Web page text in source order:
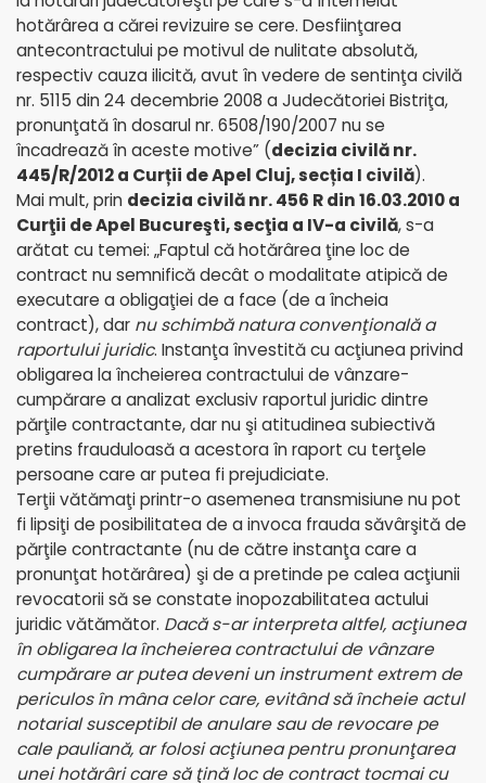
hotărârea a cărei revizuire se cere. Desfiinţarea
antecontractului pe motivul de nulitate absolută,
respectiv cauza ilicită, avut în vedere de sentinţa civilă
nr. 5115 din 24 decembrie 2008 a Judecătoriei Bistriţa,
pronunţată în dosarul nr. 6508/190/2007 nu se
încadrează în aceste motive” (decizia civilă nr.
445/R/2012 a Curții de Apel Cluj, secția I civilă).
Mai mult, prin decizia civilă nr. 456 R din 16.03.2010 a
Curţii de Apel Bucureşti, secţia a IV-a civilă, s-a
arătat cu temei: „Faptul că hotărârea ţine loc de
contract nu semnifică decât o modalitate atipică de
executare a obligaţiei de a face (de a încheia
contract), dar nu schimbă natura convenţională a
raportului juridic. Instanţa învestită cu acţiunea privind
obligarea la încheierea contractului de vânzare-
cumpărare a analizat exclusiv raportul juridic dintre
părţile contractante, dar nu şi atitudinea subiectivă
pretins frauduloasă a acestora în raport cu terţele
persoane care ar putea fi prejudiciate.
Terţii vătămaţi printr-o asemenea transmisiune nu pot
fi lipsiţi de posibilitatea de a invoca frauda săvârşită de
părţile contractante (nu de către instanţa care a
pronunţat hotărârea) şi de a pretinde pe calea acţiunii
revocatorii să se constate inopozabilitatea actului
juridic vătămător. Dacă s-ar interpreta altfel, acţiunea
în obligarea la încheierea contractului de vânzare
cumpărare ar putea deveni un instrument extrem de
periculos în mâna celor care, evitând să încheie actul
notarial susceptibil de anulare sau de revocare pe
cale pauliană, ar folosi acţiunea pentru pronunţarea
unei hotărâri care să ţină loc de contract tocmai cu